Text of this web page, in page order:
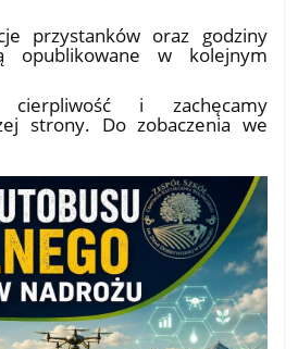
przystanków oraz godziny
opublikowane w kolejnym
i zachęcamy
strony. Do zobaczenia we